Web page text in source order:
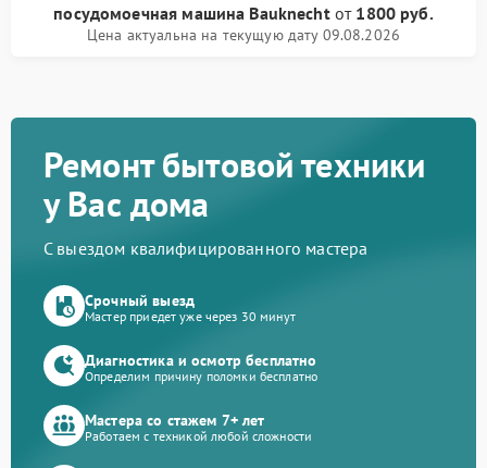
посудомоечная машина Bauknechtот 1800 руб.
Цена актуальна на текущую дату 09.08.2026
Ремонт бытовой техники
у Вас дома
С выездом квалифицированного мастера
Срочный выезд
Мастер приедет уже через 30 минут
Диагностика и осмотр бесплатно
Определим причину поломки бесплатно
Мастера со стажем 7+ лет
Работаем с техникой любой сложности